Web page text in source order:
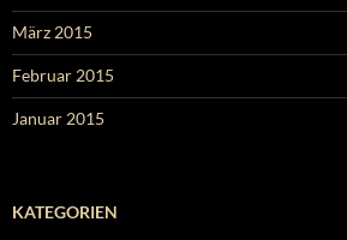
März 2015
Februar 2015
Januar 2015
KATEGORIEN